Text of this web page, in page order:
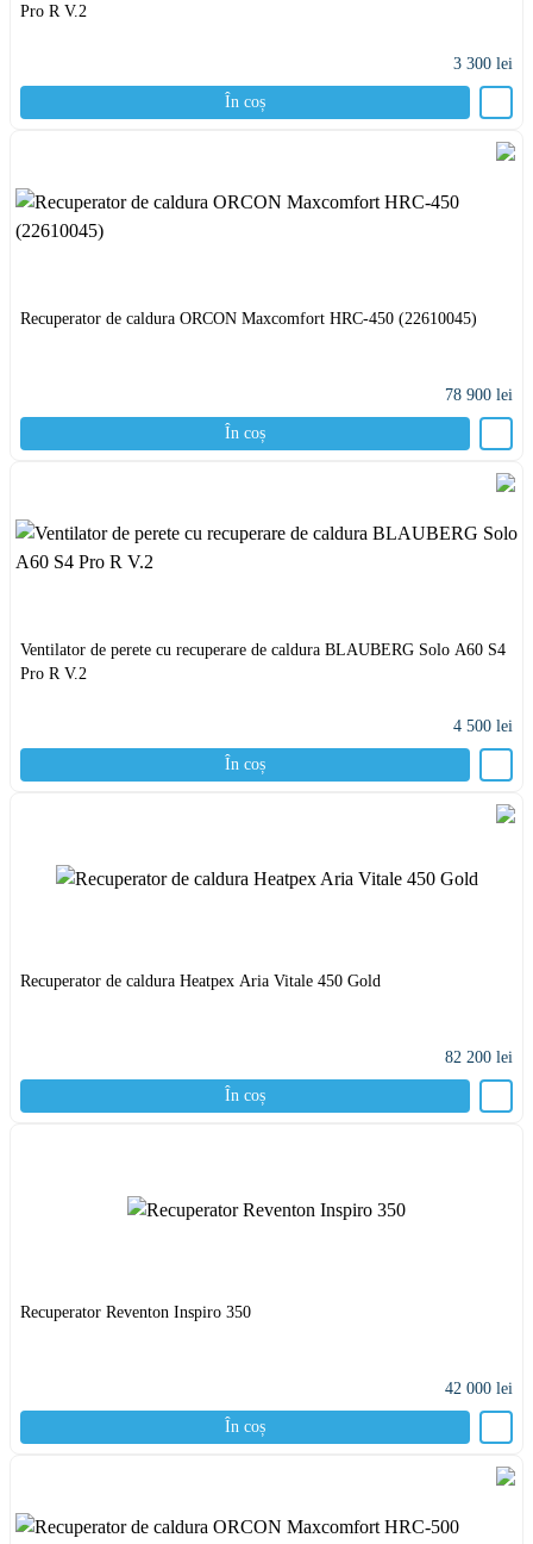
Pro R V.2
3 300 lei
În coș
Recuperator de caldura ORCON Maxcomfort HRC-450 (22610045)
78 900 lei
În coș
Ventilator de perete cu recuperare de caldura BLAUBERG Solo A60 S4
Pro R V.2
4 500 lei
În coș
Recuperator de caldura Heatpex Aria Vitale 450 Gold
82 200 lei
În coș
Recuperator Reventon Inspiro 350
42 000 lei
În coș